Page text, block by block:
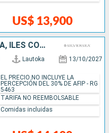
US$ 13,900
FIDJI (ISLAS), TONGA, SAMOA, ILES COOK, FRANCIA
Lautoka 13/10/2027
EL PRECIO NO INCLUYE LA
PERCEPCIÓN DEL 30% DE AFIP - RG
5463
TARIFA NO REEMBOLSABLE
Comidas incluidas